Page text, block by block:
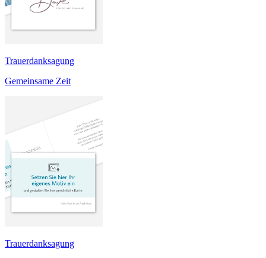
Trauerdanksagung
Gemeinsame Zeit
Trauerdanksagung